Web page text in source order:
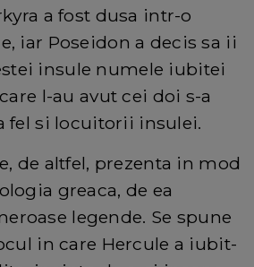
a fost dusa intr-o
iar Poseidon a decis sa ii
insule numele iubitei
l-au avut cei doi s-a
fel si locuitorii insulei.
de altfel, prezenta in mod
greaca, de ea
legende. Se spune
in care Hercule a iubit-